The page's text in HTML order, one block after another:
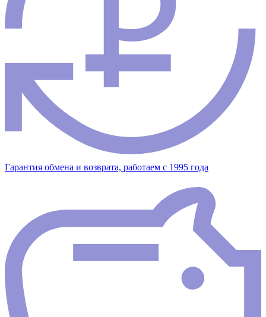
Гарантия обмена и возврата, работаем с 1995 года